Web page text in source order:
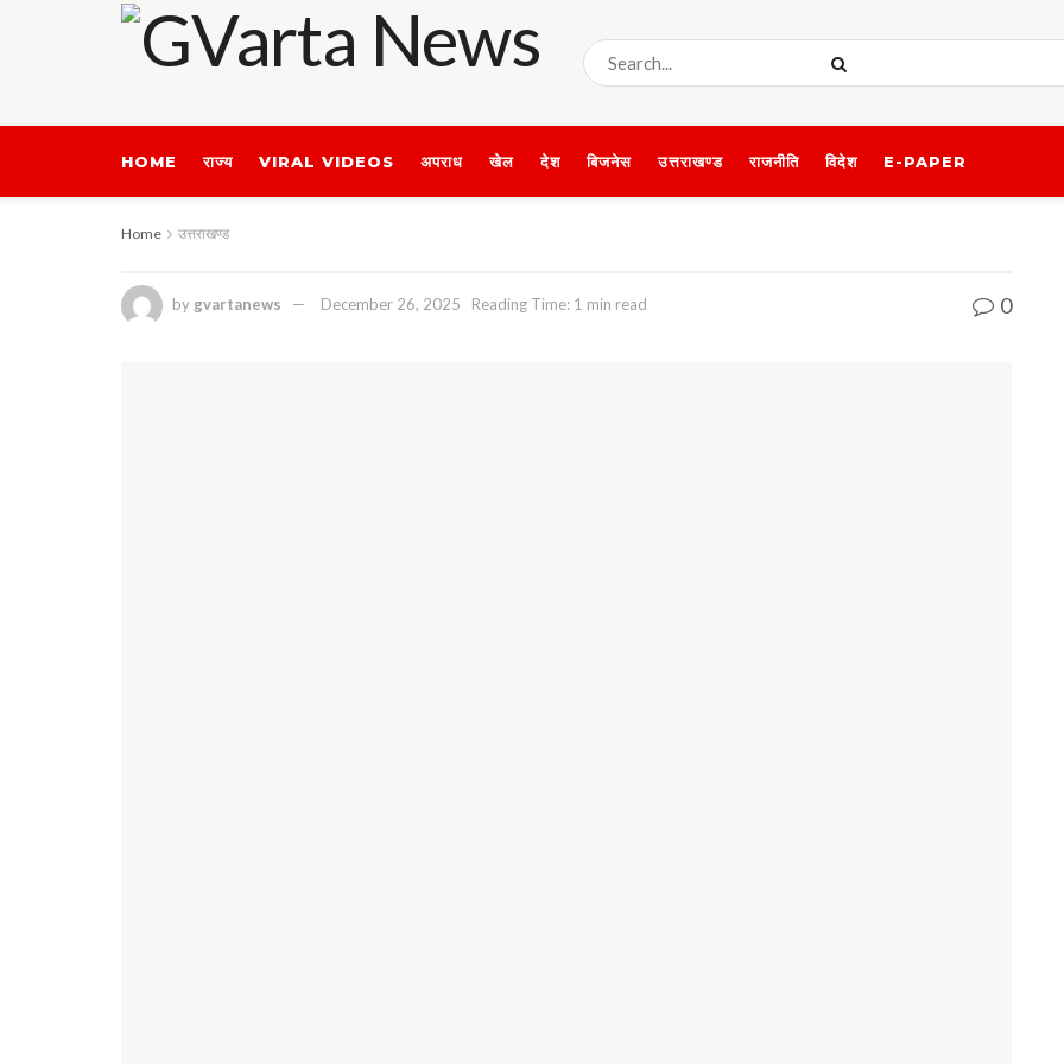
HOME राज्य VIRAL VIDEOS अपराध खेल देश बिजनेस उत्तराखण्ड राजनीति विदेश E-PAPER
Home उत्तराखण्ड
by gvartanews December 26, 2025 Reading Time: 1 min read 0